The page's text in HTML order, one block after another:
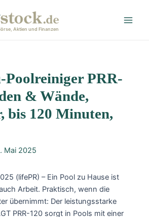
Aktien und Finanzen
PRR-
& Wände,
bis 120 Minuten,
Mai 2025
(lifePR) – Ein Pool zu Hause ist
Arbeit. Praktisch, wenn die
übernimmt: Der leistungsstarke
PRR-120 sorgt in Pools mit einer